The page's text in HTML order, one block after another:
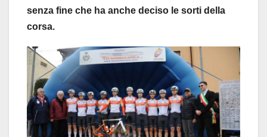
senza fine che ha anche deciso le sorti della
corsa.